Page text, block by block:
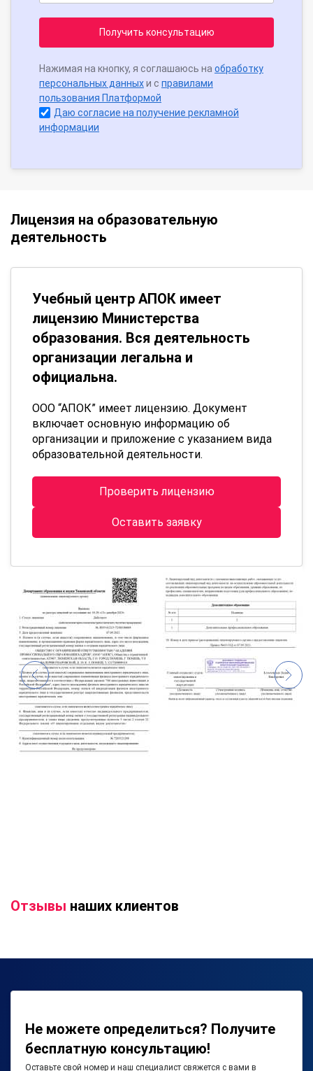
Получить консультацию
Нажимая на кнопку, я соглашаюсь на обработку
персональных данныхи с правилами
пользования Платформой
Даю согласие на получение рекламной
информации
Лицензия на образовательную
деятельность
Учебный центр АПОК имеет
лицензию Министерства
образования. Вся деятельность
организации легальна и
официальна.
ООО “АПОК” имеет лицензию. Документ
включает основную информацию об
организации и приложение с указанием вида
образовательной деятельности.
Проверить лицензию
Оставить заявку
Отзывы наших клиентов
Не можете определиться? Получите
бесплатную консультацию!
Оставьте свой номер и наш специалист свяжется с вами в